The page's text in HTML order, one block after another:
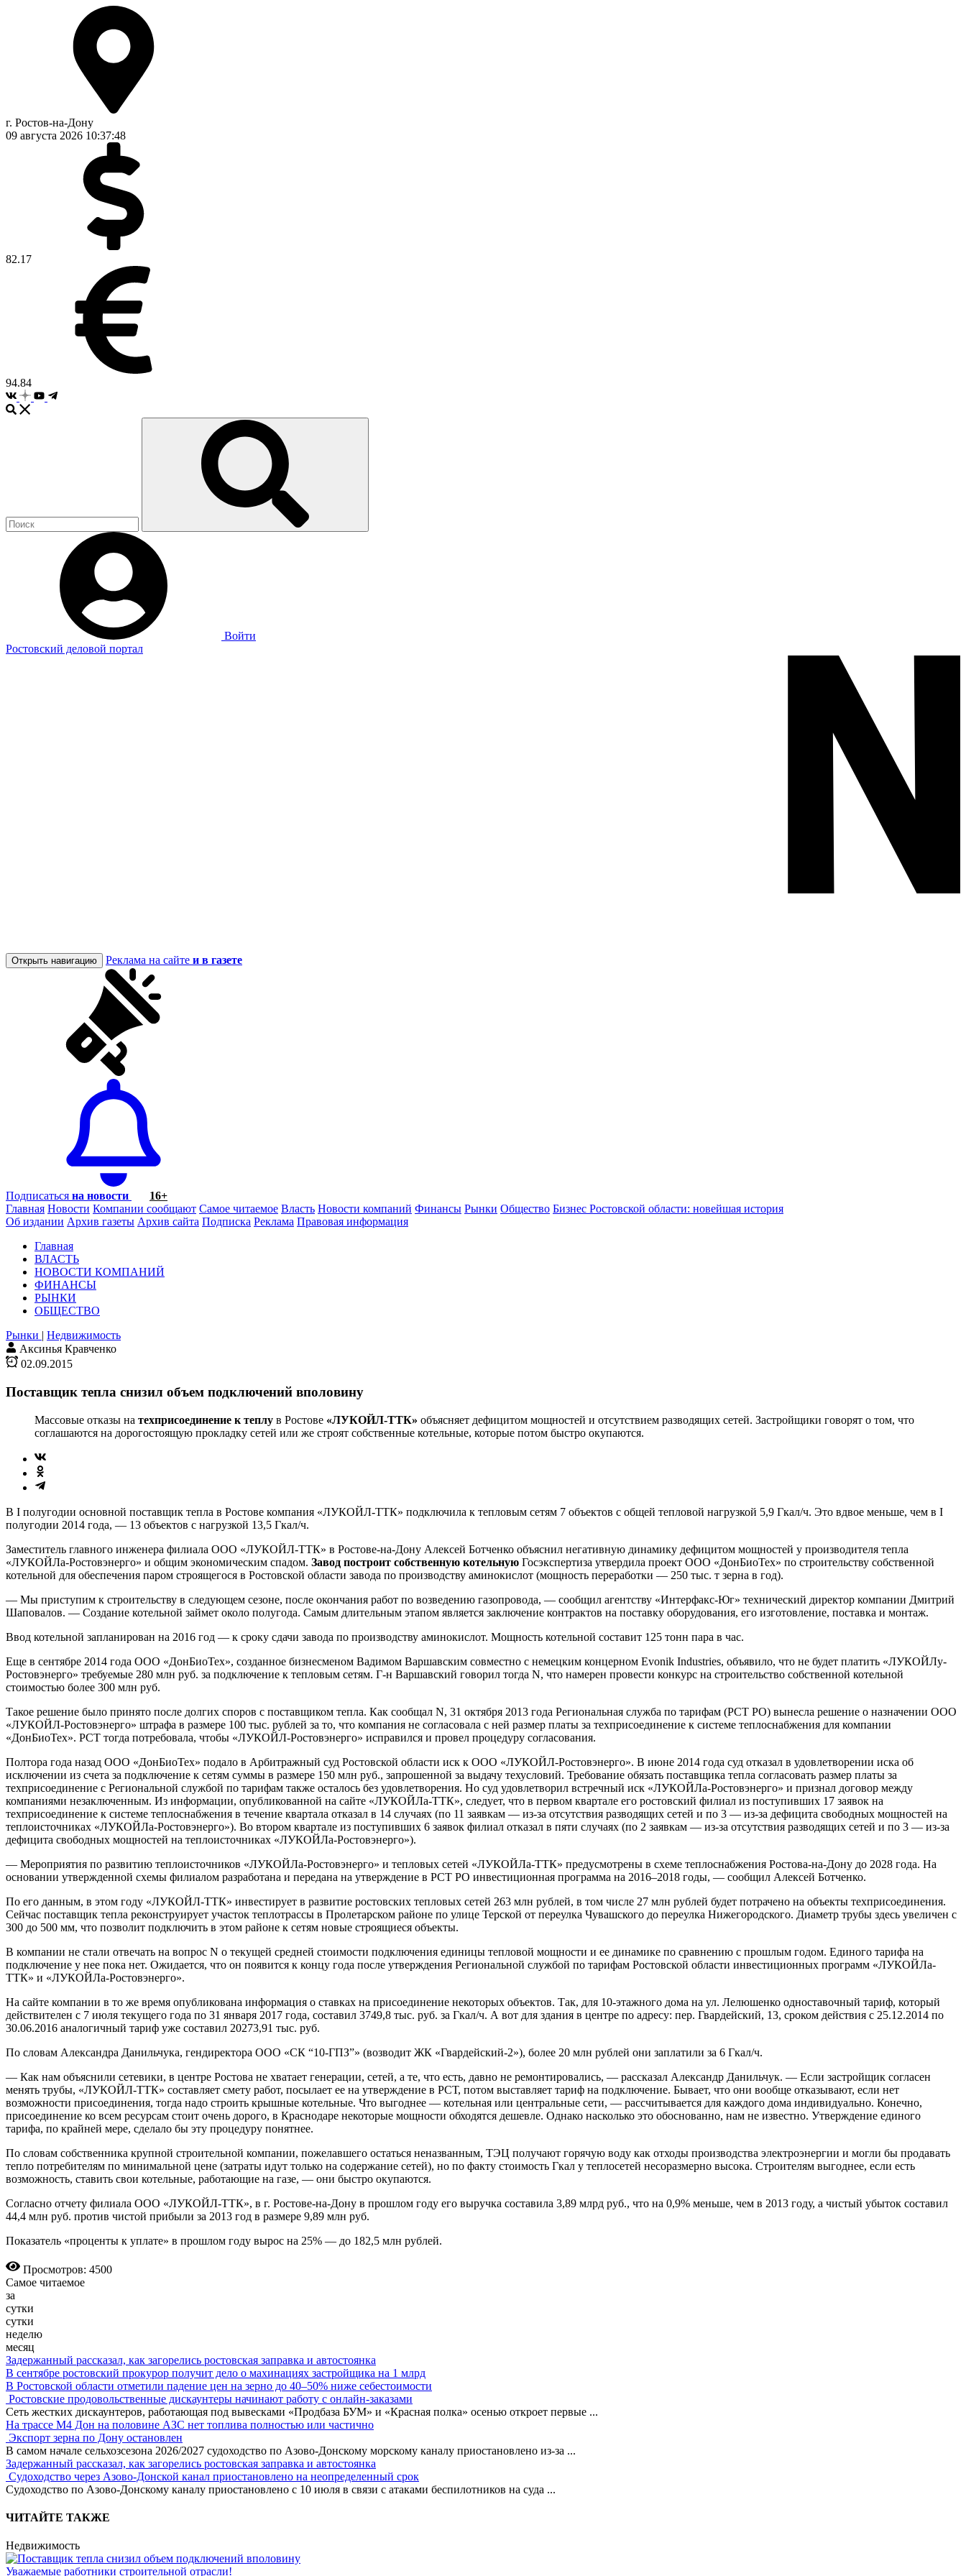
г. Ростов-на-Дону
09 августа 2026 10:37:48
82.17
94.84
Войти
Ростовский деловой портал
Открыть навигацию Реклама на сайте и в газете
Подписаться на новости
16+
Главная Новости Компании сообщают Самое читаемое Власть Новости компаний Финансы Рынки Общество Бизнес Ростовской области: новейшая история
Об издании Архив газеты Архив сайта Подписка Реклама Правовая информация
Главная
ВЛАСТЬ
НОВОСТИ КОМПАНИЙ
ФИНАНСЫ
РЫНКИ
ОБЩЕСТВО
Рынки | Недвижимость
Аксинья Кравченко
02.09.2015
Поставщик тепла снизил объем подключений вполовину
Массовые отказы на техприсоединение к теплу в Ростове «ЛУКОЙЛ-ТТК» объясняет дефицитом мощностей и отсутствием разводящих сетей. Застройщики говорят о том, что
соглашаются на дорогостоящую прокладку сетей или же строят собственные котельные, которые потом быстро окупаются.
В I полугодии основной поставщик тепла в Ростове компания «ЛУКОЙЛ-ТТК» подключила к тепловым сетям 7 объектов с общей тепловой нагрузкой 5,9 Гкал/ч. Это вдвое меньше, чем в I
полугодии 2014 года, — 13 объектов с нагрузкой 13,5 Гкал/ч.
Заместитель главного инженера филиала ООО «ЛУКОЙЛ-ТТК» в Ростове-на-Дону Алексей Ботченко объяснил негативную динамику дефицитом мощностей у производителя тепла
«ЛУКОЙЛа-Ростовэнерго» и общим экономическим спадом. Завод построит собственную котельную Госэкспертиза утвердила проект ООО «ДонБиоТех» по строительству собственной
котельной для обеспечения паром строящегося в Ростовской области завода по производству аминокислот (мощность переработки — 250 тыс. т зерна в год).
— Мы приступим к строительству в следующем сезоне, после окончания работ по возведению газопровода, — сообщил агентству «Интерфакс-Юг» технический директор компании Дмитрий
Шаповалов. — Создание котельной займет около полугода. Самым длительным этапом является заключение контрактов на поставку оборудования, его изготовление, поставка и монтаж.
Ввод котельной запланирован на 2016 год — к сроку сдачи завода по производству аминокислот. Мощность котельной составит 125 тонн пара в час.
Еще в сентябре 2014 года ООО «ДонБиоТех», созданное бизнесменом Вадимом Варшавским совместно с немецким концерном Evonik Industries, объявило, что не будет платить «ЛУКОЙЛу-
Ростовэнерго» требуемые 280 млн руб. за подключение к тепловым сетям. Г-н Варшавский говорил тогда N, что намерен провести конкурс на строительство собственной котельной
стоимостью более 300 млн руб.
Такое решение было принято после долгих споров с поставщиком тепла. Как сообщал N, 31 октября 2013 года Региональная служба по тарифам (РСТ РО) вынесла решение о назначении ООО
«ЛУКОЙЛ-Ростовэнерго» штрафа в размере 100 тыс. рублей за то, что компания не согласовала с ней размер платы за техприсоединение к системе теплоснабжения для компании
«ДонБиоТех». РСТ тогда потребовала, чтобы «ЛУКОЙЛ-Ростовэнерго» исправился и провел процедуру согласования.
Полтора года назад ООО «ДонБиоТех» подало в Арбитражный суд Ростовской области иск к ООО «ЛУКОЙЛ-Ростовэнерго». В июне 2014 года суд отказал в удовлетворении иска об
исключении из счета за подключение к сетям суммы в размере 150 млн руб., запрошенной за выдачу техусловий. Требование обязать поставщика тепла согласовать размер платы за
техприсоединение с Региональной службой по тарифам также осталось без удовлетворения. Но суд удовлетворил встречный иск «ЛУКОЙЛа-Ростовэнерго» и признал договор между
компаниями незаключенным. Из информации, опубликованной на сайте «ЛУКОЙЛа-ТТК», следует, что в первом квартале его ростовский филиал из поступивших 17 заявок на
техприсоединение к системе теп­лоснабжения в течение квартала отказал в 14 случаях (по 11 заявкам — из-за отсутствия разводящих сетей и по 3 — из-за дефицита свободных мощностей на
теплоисточниках «ЛУКОЙЛа-Ростовэнерго»). Во втором квартале из поступивших 6 зая­вок филиал отказал в пяти случаях (по 2 заявкам — из-за отсутствия разводящих сетей и по 3 — из-за
дефицита свободных мощностей на теплоисточниках «ЛУКОЙЛа-Ростов­энерго»).
— Мероприятия по развитию теп­лоисточников «ЛУКОЙЛа-Ростов­энерго» и тепловых сетей «ЛУКОЙЛа-ТТК» предусмотрены в схеме теплоснабжения Ростова-на-Дону до 2028 года. На
основании утвержденной схемы филиалом разработана и передана на утверждение в РСТ РО инвестиционная программа на 2016–2018 годы, — сообщил Алексей Ботченко.
По его данным, в этом году «ЛУ­КОЙЛ-ТТК» инвестирует в развитие ростовских тепловых сетей 263 млн рублей, в том числе 27 млн рублей будет потрачено на объекты техприсоединения.
Сейчас поставщик тепла реконструирует участок теплотрассы в Пролетарском районе по улице Терской от переулка Чувашского до переулка Нижегородского. Диаметр трубы здесь увеличен с
300 до 500 мм, что позволит подключить в этом районе к сетям новые строящиеся объекты.
В компании не стали отвечать на вопрос N о текущей средней стоимости подключения единицы тепловой мощности и ее динамике по сравнению с прошлым годом. Единого тарифа на
подключение у нее пока нет. Ожидается, что он появится к концу года после утверждения Региональной службой по тарифам Ростовской области инвестиционных программ «ЛУКОЙЛа-
ТТК» и «ЛУКОЙЛа-Ростовэнерго».
На сайте компании в то же время опубликована информация о ставках на присоединение некоторых объектов. Так, для 10-этажного дома на ул. Лелюшенко одноставочный тариф, который
действителен с 7 июля текущего года по 31 января 2017 года, составил 3749,8 тыс. руб. за Гкал/ч. А вот для здания в центре по адресу: пер. Гвардейский, 13, сроком действия с 25.12.2014 по
30.06.2016 аналогичный тариф уже составил 20273,91 тыс. руб.
По словам Александра Данильчука, гендиректора ООО «СК “10-ГПЗ”» (возводит ЖК «Гвардей­ский-2»), более 20 млн рублей они заплатили за 6 Гкал/ч.
— Как нам объяснили сетевики, в центре Ростова не хватает генерации, сетей, а те, что есть, давно не ремонтировались, — рассказал Александр Данильчук. — Если застройщик согласен
менять трубы, «ЛУ­КОЙЛ-ТТК» составляет смету работ, посылает ее на утверждение в РСТ, потом выставляет тариф на подключение. Бывает, что они вообще отказывают, если нет
возможности присоединения, тогда надо строить крышные котельные. Что выгоднее — котельная или центральные сети, — рассчитывается для каждого дома индивидуально. Конечно,
присоединение ко всем ресурсам стоит очень дорого, в Краснодаре некоторые мощности обходятся дешевле. Однако насколько это обоснованно, нам не известно. Утверждение единого
тарифа, по крайней мере, сделало бы эту процедуру понятнее.
По словам собственника крупной строительной компании, пожелавшего остаться неназванным, ТЭЦ получают горячую воду как отходы производства электроэнергии и могли бы продавать
тепло потребителям по минимальной цене (затраты идут только на содержание сетей), но по факту стоимость Гкал у теплосетей несоразмерно высока. Строителям выгоднее, если есть
возможность, ставить свои котельные, работающие на газе, — они быстро окупаются.
Согласно отчету филиала ООО «ЛУКОЙЛ-ТТК», в г. Ростове-на-Дону в прошлом году его выручка составила 3,89 млрд руб., что на 0,9% меньше, чем в 2013 году, а чистый убыток составил
44,4 млн руб. против чистой прибыли за 2013 год в размере 9,89 млн руб.
Показатель «проценты к уплате» в прошлом году вырос на 25% — до 182,5 млн рублей.
Просмотров: 4500
Самое читаемое
за
сутки
сутки
неделю
месяц
Задержанный рассказал, как загорелись ростовская заправка и автостоянка
В сентябре ростовский прокурор получит дело о махинациях застройщика на 1 млрд
В Ростовской области отметили падение цен на зерно до 40–50% ниже себестоимости
Ростовские продовольственные дискаунтеры начинают работу с онлайн-заказами
Сеть жестких дискаунтеров, работающая под вывесками «Продбаза БУМ» и «Красная полка» осенью откроет первые ...
На трассе М4 Дон на половине АЗС нет топлива полностью или частично
Экспорт зерна по Дону остановлен
В самом начале сельхозсезона 2026/2027 судоходство по Азово-Донскому морскому каналу приостановлено из-за ...
Задержанный рассказал, как загорелись ростовская заправка и автостоянка
Судоходство через Азово-Донской канал приостановлено на неопределенный срок
Судоходство по Азово-Донскому каналу приостановлено с 10 июля в связи с атаками беспилотников на суда ...
ЧИТАЙТЕ ТАКЖЕ
Недвижимость
Уважаемые работники строительной отрасли!